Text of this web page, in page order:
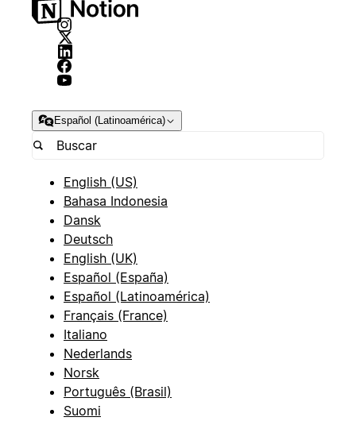
Español (Latinoamérica)
English (US)
Bahasa Indonesia
Dansk
Deutsch
English (UK)
Español (España)
Español (Latinoamérica)
Français (France)
Italiano
Nederlands
Norsk
Português (Brasil)
Suomi